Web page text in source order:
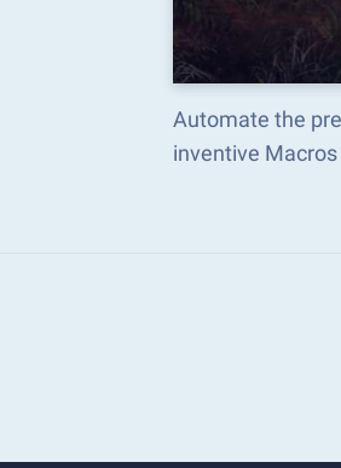
Automate the
inventive